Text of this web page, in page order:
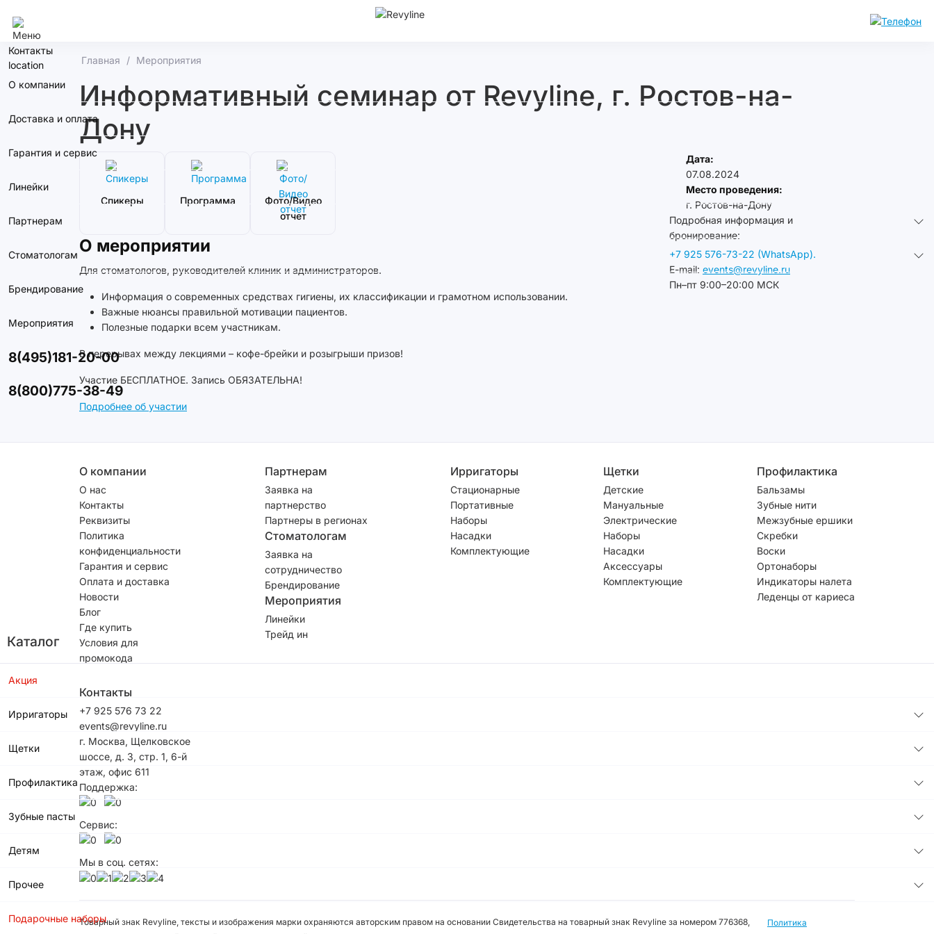
Контакты
О компании
Доставка и оплата
Гарантия и сервис
Линейки
Партнерам
Стоматологам
Брендирование
Мероприятия
8(495)181-20-00
8(800)775-38-49
Каталог
Акция
Ирригаторы
Щетки
Профилактика
Зубные пасты
Детям
Прочее
Подарочные наборы
Главная Мероприятия
Информативный семинар от Revyline, г. Ростов-на-
Дону
Спикеры Программа
Фото/Видео
отчет
О мероприятии
Для стоматологов, руководителей клиник и администраторов.
Информация о современных средствах гигиены, их классификации и грамотном использовании.
Важные нюансы правильной мотивации пациентов.
Полезные подарки всем участникам.
В перерывах между лекциями – кофе-брейки и розыгрыши призов!
Участие БЕСПЛАТНОЕ. Запись ОБЯЗАТЕЛЬНА!
Подробнее об участии
Дата:
07.08.2024
Место проведения:
г. Ростов-на-Дону
Подробная информация и
бронирование:
+7 925 576-73-22 (WhatsApp).
E-mail: events@revyline.ru
Пн–пт 9:00–20:00 МСК
О компании
О нас
Контакты
Реквизиты
Политика
конфиденциальности
Гарантия и сервис
Оплата и доставка
Новости
Блог
Где купить
Условия для
промокода
Партнерам
Заявка на
партнерство
Партнеры в регионах
Стоматологам
Заявка на
сотрудничество
Брендирование
Мероприятия
Линейки
Трейд ин
Ирригаторы
Стационарные
Портативные
Наборы
Насадки
Комплектующие
Щетки
Детские
Мануальные
Электрические
Наборы
Насадки
Аксессуары
Комплектующие
Профилактика
Бальзамы
Зубные нити
Межзубные ершики
Скребки
Воски
Ортонаборы
Индикаторы налета
Леденцы от кариеса
Контакты
+7 925 576 73 22
events@revyline.ru
г. Москва, Щелковское
шоссе, д. 3, стр. 1, 6-й
этаж, офис 611
Поддержка:
Сервис:
Мы в соц. сетях:
Товарный знак Revyline, тексты и изображения марки охраняются авторским правом на основании Свидетельства на товарный знак Revyline за номером 776368,
Политика